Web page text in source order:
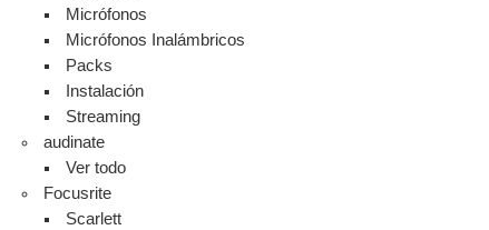
Micrófonos
Micrófonos Inalámbricos
Packs
Instalación
Streaming
audinate
Ver todo
Focusrite
Scarlett